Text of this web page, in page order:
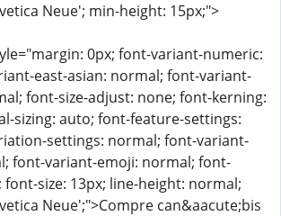
Neue'; min-height: 15px;">
0px; font-variant-numeric:
east-asian: normal; font-variant-
font-size-adjust: none; font-kerning:
sizing: auto; font-feature-settings:
settings: normal; font-variant-
font-variant-emoji: normal; font-
size: 13px; line-height: normal;
Neue';">Compre can&aacute;bis